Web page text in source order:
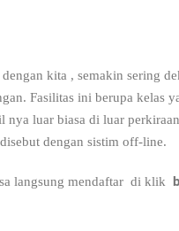
kita , semakin sering
Fasilitas ini berupa kelas
luar biasa di luar
dengan sistim off-line.
langsung mendaftar di klik